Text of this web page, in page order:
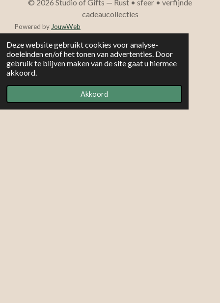
Deze website gebruikt cookies voor analyse-
doeleinden en/of het tonen van advertenties. Door
gebruik te blijven maken van de site gaat u hiermee
akkoord.
Akkoord
© 2026 Studio of Gifts — Rust • sfeer • verfijnde
cadeaucollecties
Powered by JouwWeb